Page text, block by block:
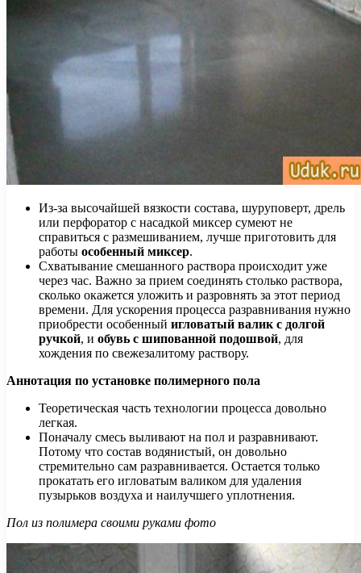
Из-за высочайшей вязкости состава, шуруповерт, дрель
или перфоратор с насадкой миксер сумеют не
справиться с размешиванием, лучше приготовить для
работы особенный миксер.
Схватывание смешанного раствора происходит уже
через час. Важно за прием соединять столько раствора,
сколько окажется уложить и разровнять за этот период
времени. Для ускорения процесса разравнивания нужно
приобрести особенный игловатый валик с долгой
ручкой, и обувь с шипованной подошвой, для
хождения по свежезалитому раствору.
Аннотация по установке полимерного пола
Теоретическая часть технологии процесса довольно
легкая.
Поначалу смесь выливают на пол и разравнивают.
Потому что состав водянистый, он довольно
стремительно сам разравнивается. Остается только
прокатать его игловатым валиком для удаления
пузырьков воздуха и наилучшего уплотнения.
Пол из полимера своими руками фото